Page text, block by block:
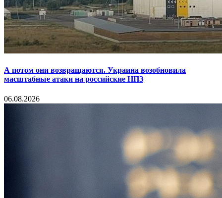
А потом они возвращаются. Украина возобновила
масштабные атаки на российские НПЗ
06.08.2026